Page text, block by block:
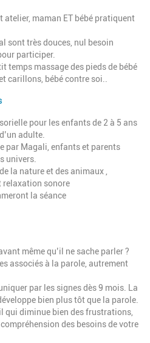
atelier, maman ET bébé pratiquent
sont très douces, nul besoin
participer.
temps massage des pieds de bébé
carillons, bébé contre soi..
pour les enfants de 2 à 5 ans
adulte.
par Magali, enfants et parents
univers.
la nature et des animaux ,
relaxation sonore
la séance
même qu’il ne sache parler ?
associés à la parole, autrement
par les signes dès 9 mois. La
bien plus tôt que la parole.
qui diminue bien des frustrations,
des besoins de votre